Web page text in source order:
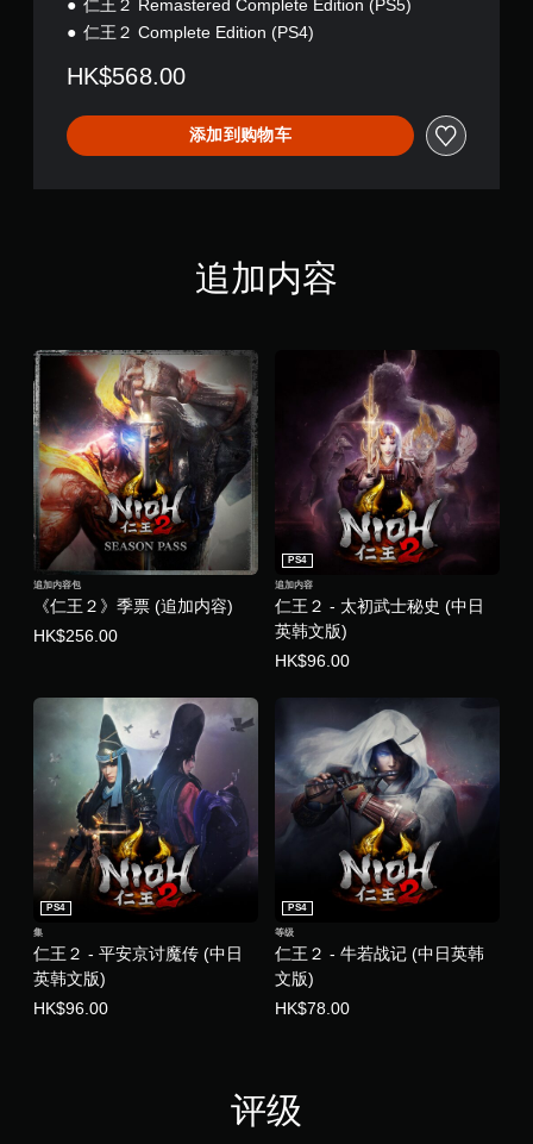
仁王２ Remastered Complete Edition (PS5)
仁王２ Complete Edition (PS4)
HK$568.00
添加到购物车
追加内容
《仁王２》季票 (追加内容)
追加内容包
HK$256.00
仁王２ - 太初武士秘史 (中日
英韩文版)
PS4
追加内容
HK$96.00
仁王２ - 平安京讨魔传 (中日
英韩文版)
PS4
集
HK$96.00
仁王２ - 牛若战记 (中日英韩
文版)
PS4
等级
HK$78.00
评级